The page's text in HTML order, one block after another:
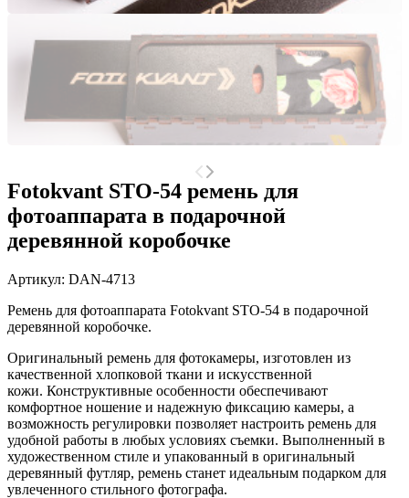
Fotokvant STO-54 ремень для
фотоаппарата в подарочной
деревянной коробочке
Артикул: DAN-4713
Ремень для фотоаппарата Fotokvant STO-54 в подарочной
деревянной коробочке.
Оригинальный ремень для фотокамеры, изготовлен из
качественной хлопковой ткани и искусственной
кожи. Конструктивные особенности обеспечивают
комфортное ношение и надежную фиксацию камеры, а
возможность регулировки позволяет настроить ремень для
удобной работы в любых условиях съемки. Выполненный в
художественном стиле и упакованный в оригинальный
деревянный футляр, ремень станет идеальным подарком для
увлеченного стильного фотографа.